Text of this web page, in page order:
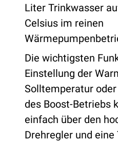
Liter Trinkwasser
Celsius im reinen
Die wichtigsten
Einstellung der
Solltemperatur
des Boost-Betriebs
einfach über den
Drehregler und